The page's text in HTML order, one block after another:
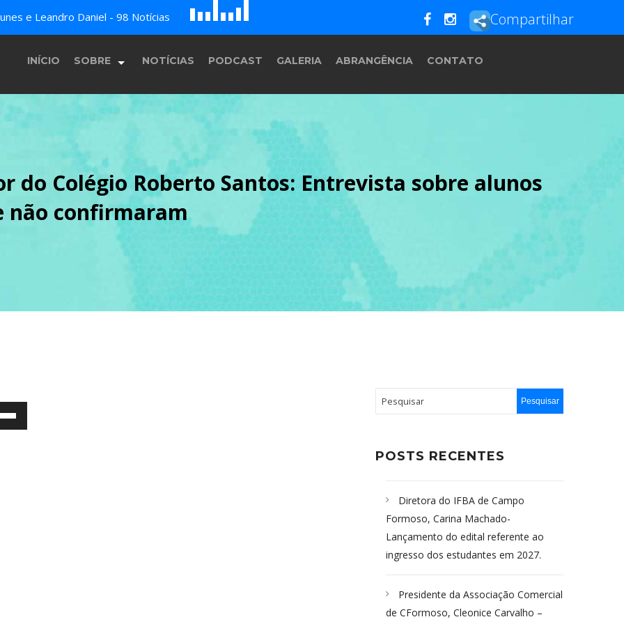
e Leandro Daniel - 98 Notícias A B c DE F G Compartilhar
INÍCIO SOBRE
História
Equipe
Programação
NOTÍCIAS PODCAST GALERIA ABRANGÊNCIA CONTATO
do Colégio Roberto Santos: Entrevista sobre alunos
não confirmaram
POSTS RECENTES
Diretora do IFBA de Campo
Formoso, Carina Machado-
Lançamento do edital referente ao
ingresso dos estudantes em 2027.
Presidente da Associação Comercial
de CFormoso, Cleonice Carvalho –